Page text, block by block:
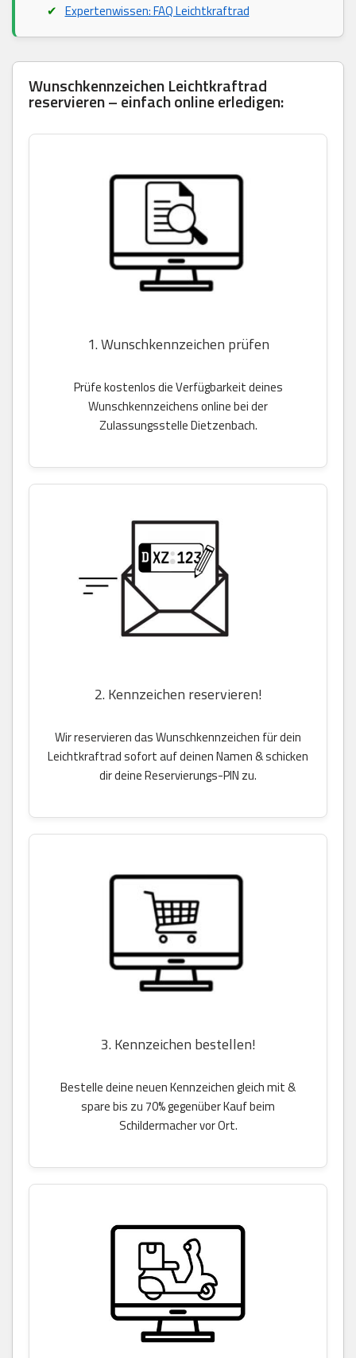
Expertenwissen: FAQ Leichtkraftrad
Wunschkennzeichen Leichtkraftrad
reservieren – einfach online erledigen:
1. Wunschkennzeichen prüfen
Prüfe kostenlos die Verfügbarkeit deines
Wunschkennzeichens online bei der
Zulassungsstelle Dietzenbach.
2. Kennzeichen reservieren!
Wir reservieren das Wunschkennzeichen für dein
Leichtkraftrad sofort auf deinen Namen & schicken
dir deine Reservierungs-PIN zu.
3. Kennzeichen bestellen!
Bestelle deine neuen Kennzeichen gleich mit &
spare bis zu 70% gegenüber Kauf beim
Schildermacher vor Ort.